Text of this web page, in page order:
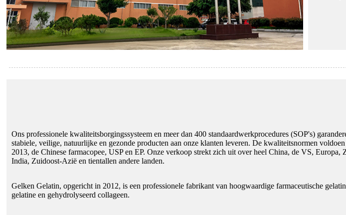
Ons professionele kwaliteitsborgingssysteem en meer dan 400 standaardwerkprocedures (SOP's)
stabiele, veilige, natuurlijke en gezonde producten aan onze klanten leveren. De kwaliteitsnormen
2013, de Chinese farmacopee, USP en EP. Onze verkoop strekt zich uit over heel China, de VS, Europa,
India, Zuidoost-Azië en tientallen andere landen.
Gelken Gelatin, opgericht in 2012, is een professionele fabrikant van hoogwaardige farmaceutische
gelatine en gehydrolyseerd collageen.